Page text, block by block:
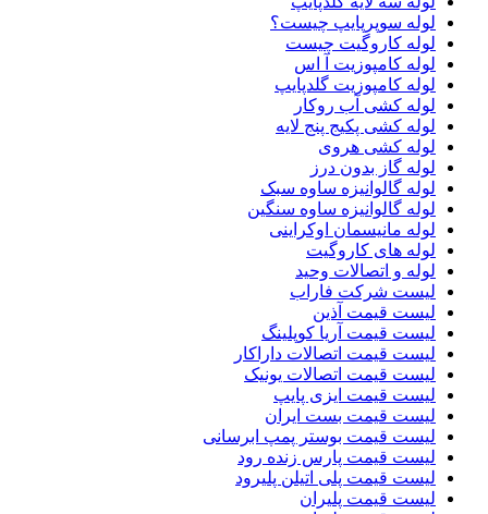
لوله سوپرپایپ چیست؟
لوله کاروگیت چیست
لوله کامپوزیت آ اس
لوله کامپوزیت گلدپایپ
لوله کشی آب روکار
لوله کشی پکیج پنج لایه
لوله کشی هروی
لوله گاز بدون درز
لوله گالوانیزه ساوه سبک
لوله گالوانیزه ساوه سنگین
لوله مانیسمان اوکراینی
لوله های کاروگیت
لوله و اتصالات وحید
لیست شرکت فاراب
لیست قیمت آذین
لیست قیمت آریا کوپلینگ
لیست قیمت اتصالات داراکار
لیست قیمت اتصالات یونیک
لیست قیمت ایزی پایپ
لیست قیمت بست ایران
لیست قیمت بوستر پمپ ابرسانی
لیست قیمت پارس زنده رود
لیست قیمت پلی اتیلن پلیرود
لیست قیمت پلیران